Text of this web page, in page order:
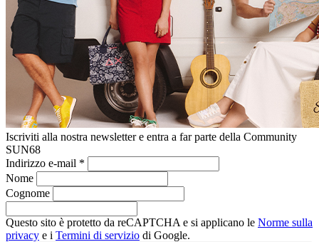
Iscriviti alla nostra newsletter e entra a far parte della Community
SUN68
Indirizzo e-mail *
Nome
Cognome
Questo sito è protetto da reCAPTCHA e si applicano le Norme sulla
privacy e i Termini di servizio di Google.